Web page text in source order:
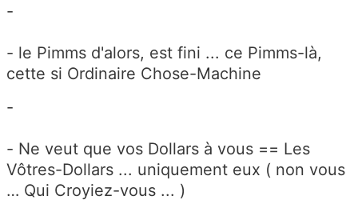
-
- le Pimms d'alors, est fini ... ce Pimms-là,
cette si Ordinaire Chose-Machine
-
- Ne veut que vos Dollars à vous == Les
Vôtres-Dollars ... uniquement eux ( non vous
… Qui Croyiez-vous ... )